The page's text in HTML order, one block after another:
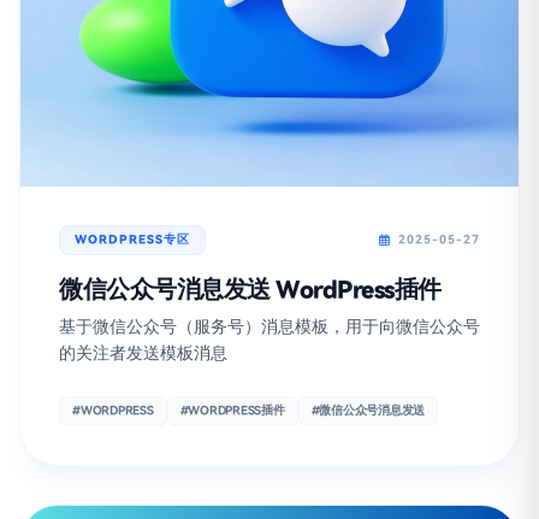
WORDPRESS专区 2025-05-27
微信公众号消息发送 WordPress插件
基于微信公众号（服务号）消息模板，用于向微信公众号
的关注者发送模板消息
#WORDPRESS #WORDPRESS插件 #微信公众号消息发送